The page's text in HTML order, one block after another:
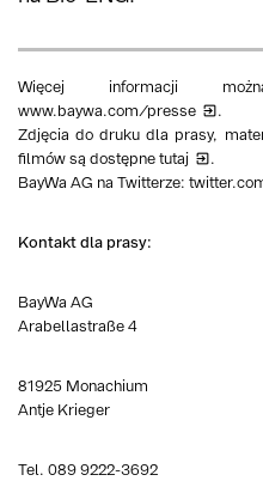
Więcej informacji
www.baywa.com/presse
.
Zdjęcia do druku dla prasy,
filmów są dostępnetutaj
.
BayWa AG na Twitterze:
Kontakt dla prasy:
BayWa AG
Arabellastraße 4
81925 Monachium
Antje Krieger
Tel. 089 9222-3692